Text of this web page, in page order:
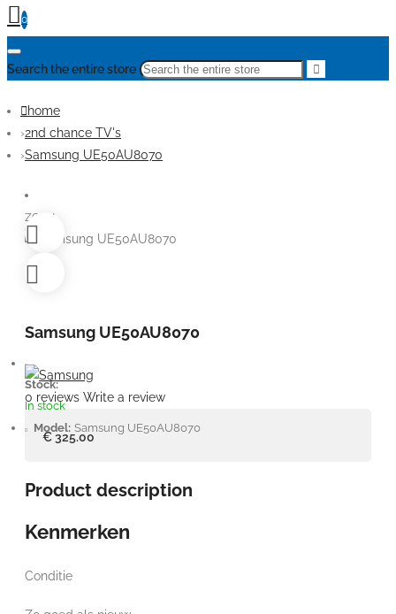
0
Search the entire store
home
2nd chance TV's
Samsung UE50AU8070
ZGAN
Samsung UE50AU8070
Stock:
In stock
Model: Samsung UE50AU8070
0 reviews Write a review
€ 325.00
Product description
Kenmerken
Conditie